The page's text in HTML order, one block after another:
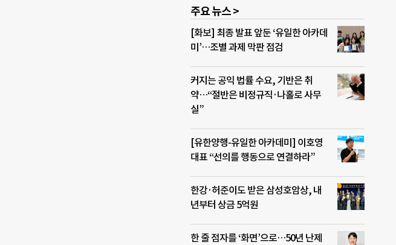
주요 뉴스 >
[화보] 최종 발표 앞둔 ‘유일한 아카데
미’…조별 과제 막판 점검
커지는 공익 법률 수요, 기반은 취
약…“절반은 비정규직·나홀로 사무
실”
[유한양행-유일한 아카데미] 이호영
대표 “선의를 행동으로 연결하라”
한강·허준이도 받은 삼성호암상, 내
년부터 상금 5억원
한 줄 점자를 ‘화면’으로…50년 난제